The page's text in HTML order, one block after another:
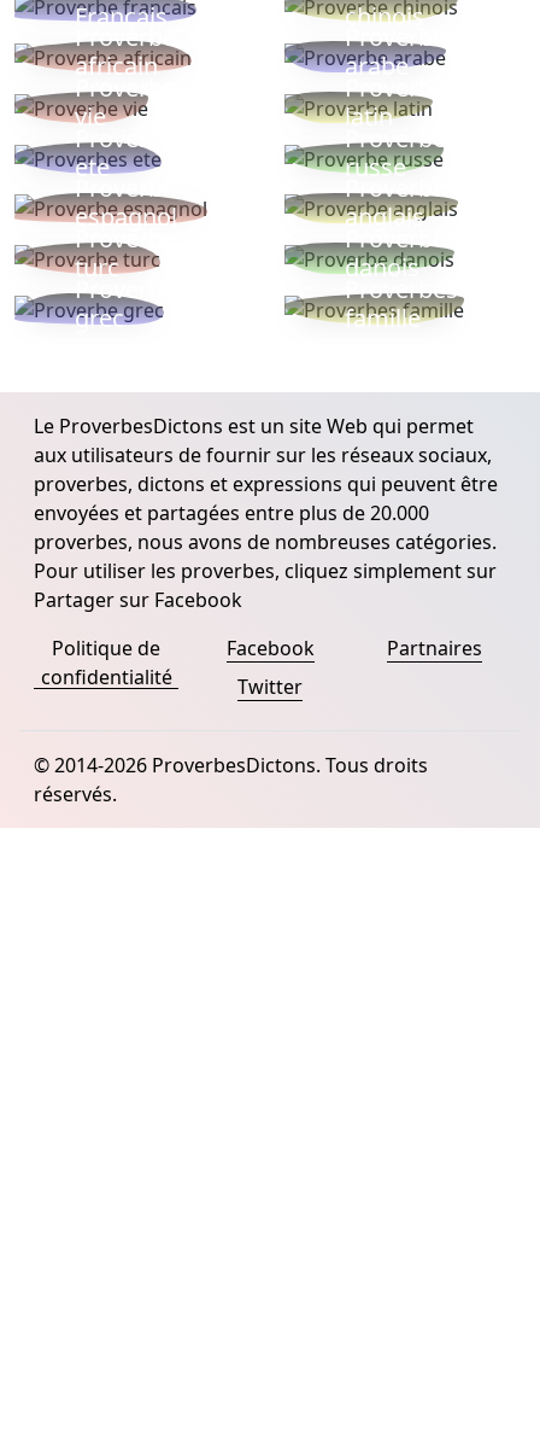
Français
chinois
Proverbe
africain
Proverbe
arabe
Proverbe
vie
Proverbe
latin
Proverbes
ete
Proverbe
russe
Proverbe
espagnol
Proverbe
anglais
Proverbe
turc
Proverbe
danois
Proverbe
grec
Proverbes
famille
Le ProverbesDictons est un site Web qui permet
aux utilisateurs de fournir sur les réseaux sociaux,
proverbes, dictons et expressions qui peuvent être
envoyées et partagées entre plus de 20.000
proverbes, nous avons de nombreuses catégories.
Pour utiliser les proverbes, cliquez simplement sur
Partager sur Facebook
Politique de
confidentialité
Facebook
Twitter
Partnaires
© 2014-2026 ProverbesDictons. Tous droits
réservés.